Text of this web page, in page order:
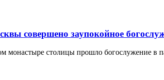
совершено заупокойное
монастыре столицы прошло богослужение в